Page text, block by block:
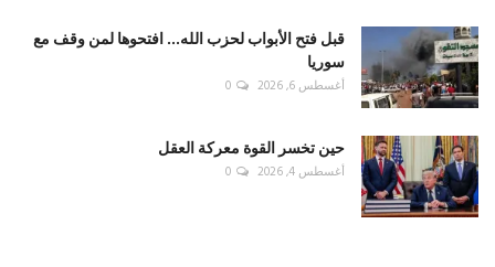
قبل فتح الأبواب لحزب الله... افتحوها لمن وقف مع
سوريا
أغسطس 6, 2026 0
حين تخسر القوة معركة العقل
أغسطس 4, 2026 0